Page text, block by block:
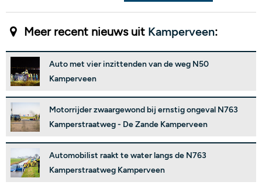
Meer recent nieuws uit Kamperveen:
Auto met vier inzittenden van de weg N50
Kamperveen
Motorrijder zwaargewond bij ernstig ongeval N763
Kamperstraatweg - De Zande Kamperveen
Automobilist raakt te water langs de N763
Kamperstraatweg Kamperveen